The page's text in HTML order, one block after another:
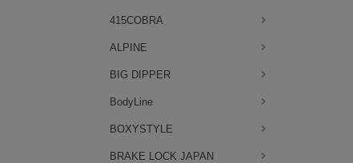
415COBRA
ALPINE
BIG DIPPER
BodyLine
BOXYSTYLE
BRAKE LOCK JAPAN